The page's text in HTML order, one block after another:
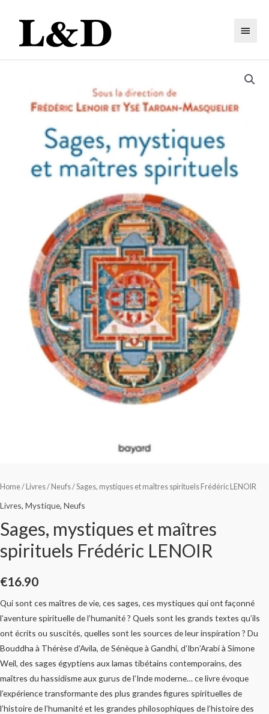
Home/ Livres/ Neufs/ Sages, mystiques et maîtres spirituels Frédéric LENOIR
Livres, Mystique, Neufs
Sages, mystiques et maîtres
spirituels Frédéric LENOIR
€16.90
Qui sont ces maîtres de vie, ces sages, ces mystiques qui ont façonné
l’aventure spirituelle de l’humanité ? Quels sont les grands textes qu’ils
ont écrits ou suscités, quelles sont les sources de leur inspiration ? Du
Bouddha à Thérèse d’Avila, de Sénèque à Gandhi, d’Ibn’Arabi à Simone
Weil, des sages égyptiens aux lamas tibétains contemporains, des
maîtres du hassidisme aux gurus de l’Inde moderne… ce livre évoque
l’expérience transformante des plus grandes figures spirituelles de
l’histoire de l’humanité et les grandes philosophiques de l’histoire des